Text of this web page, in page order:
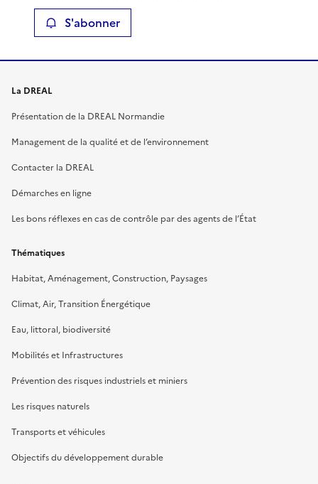
S'abonner
La DREAL
Présentation de la DREAL Normandie
Management de la qualité et de l’environnement
Contacter la DREAL
Démarches en ligne
Les bons réflexes en cas de contrôle par des agents de l’État
Thématiques
Habitat, Aménagement, Construction, Paysages
Climat, Air, Transition Énergétique
Eau, littoral, biodiversité
Mobilités et Infrastructures
Prévention des risques industriels et miniers
Les risques naturels
Transports et véhicules
Objectifs du développement durable